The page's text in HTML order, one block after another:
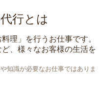
行とは
料理 」を行うお仕事です。
、様々なお客様の生活を
知識が必要なお仕事ではありま